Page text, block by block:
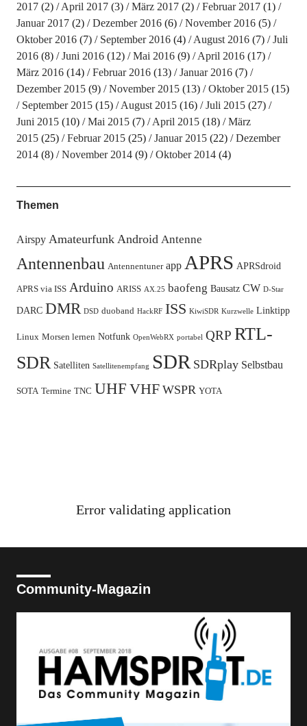
2017(2) April 2017(3) März 2017(2) Februar 2017(1)
Januar 2017(2) Dezember 2016(6) November 2016(5)
Oktober 2016(7) September 2016(4) August 2016(7)
Juli
2016(8) Juni 2016(12) Mai 2016(9) April 2016(17)
März 2016(14) Februar 2016(13) Januar 2016(7)
Dezember 2015(9) November 2015(13) Oktober 2015(15)
September 2015(15) August 2015(16) Juli 2015(27)
Juni 2015(10) Mai 2015(7) April 2015(18)
März
2015(25) Februar 2015(25) Januar 2015(22)
Dezember
2014(8) November 2014(9) Oktober 2014(4)
Themen
Airspy Amateurfunk Android Antenne
Antennenbau Antennentuner app APRS APRSdroid
APRS via ISS Arduino ARISS AX.25 baofeng Bausatz CW D-Star
DARC DMR DSD duoband HackRF ISS KiwiSDR Kurzwelle Linktipp
Linux Morsen lernen Notfunk OpenWebRX portabel QRP RTL-
SDR Satelliten Satellitenempfang SDR SDRplay Selbstbau
SOTA Termine TNC UHF VHF WSPR YOTA
Error validating application
Community-Magazin